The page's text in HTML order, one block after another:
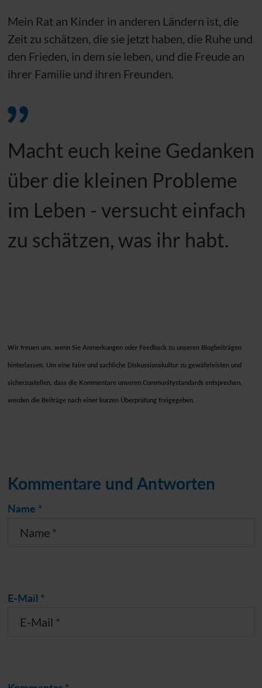
Mein Rat an Kinder in anderen Ländern ist, die
Zeit zu schätzen, die sie jetzt haben, die Ruhe und
den Frieden, in dem sie leben, und die Freude an
ihrer Familie und ihren Freunden.
Macht euch keine Gedanken
über die kleinen Probleme
im Leben - versucht einfach
zu schätzen, was ihr habt.
Wir freuen uns, wenn Sie Anmerkungen oder Feedback zu unseren Blogbeiträgen
hinterlassen. Um eine faire und sachliche Diskussionskultur zu gewährleisten und
sicherzustellen, dass die Kommentare unseren Communitystandards entsprechen,
werden die Beiträge nach einer kurzen Überprüfung freigegeben.
Kommentare und Antworten
Name *
E-Mail *